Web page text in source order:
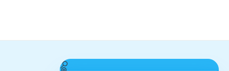
Beruf oder Unternehmen